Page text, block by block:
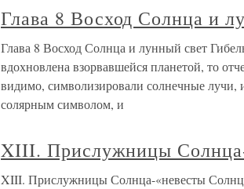
Глава 8 Восход Солнца и
Глава 8 Восход Солнца и лунный свет
вдохновлена взорвавшейся планетой, то
видимо, символизировали солнечные
солярным символом, и
XIII. Прислужницы
XIII. Прислужницы Солнца-«невесты